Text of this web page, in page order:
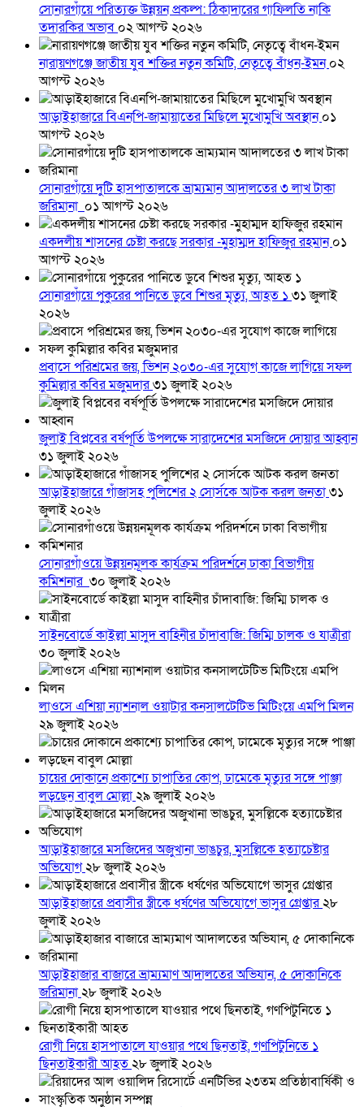
সোনারগাঁয়ে পরিত্যক্ত উন্নয়ন প্রকল্প: ঠিকাদারের গাফিলতি নাকি
তদারকির অভাব ০২ আগস্ট ২০২৬
নারায়ণগঞ্জে জাতীয় যুব শক্তির নতুন কমিটি, নেতৃত্বে বাঁধন-ইমন০২
আগস্ট ২০২৬
আড়াইহাজারে বিএনপি-জামায়াতের মিছিলে মুখোমুখি অবস্থান০১
আগস্ট ২০২৬
সোনারগাঁয়ে দুটি হাসপাতালকে ভ্রাম্যমান আদালতের ৩ লাখ টাকা
জরিমানা ০১ আগস্ট ২০২৬
একদলীয় শাসনের চেষ্টা করছে সরকার -মুহাম্মদ হাফিজুর রহমান০১
আগস্ট ২০২৬
সোনারগাঁয়ে পুকুরের পানিতে ডুবে শিশুর মৃত্যু, আহত ১ ৩১ জুলাই
২০২৬
প্রবাসে পরিশ্রমের জয়, ভিশন ২০৩০-এর সুযোগ কাজে লাগিয়ে সফল
কুমিল্লার কবির মজুমদার৩১ জুলাই ২০২৬
জুলাই বিপ্লবের বর্ষপূর্তি উপলক্ষে সারাদেশের মসজিদে দোয়ার আহ্বান
৩১ জুলাই ২০২৬
আড়াইহাজারে গাঁজাসহ পুলিশের ২ সোর্সকে আটক করল জনতা৩১
জুলাই ২০২৬
সোনারগাঁওয়ে উন্নয়নমূলক কার্যক্রম পরিদর্শনে ঢাকা বিভাগীয়
কমিশনার ৩০ জুলাই ২০২৬
সাইনবোর্ডে কাইল্লা মাসুদ বাহিনীর চাঁদাবাজি: জিম্মি চালক ও যাত্রীরা
৩০ জুলাই ২০২৬
লাওসে এশিয়া ন্যাশনাল ওয়াটার কনসালটেটিভ মিটিংয়ে এমপি মিলন
২৯ জুলাই ২০২৬
চায়ের দোকানে প্রকাশ্যে চাপাতির কোপ, ঢামেকে মৃত্যুর সঙ্গে পাঞ্জা
লড়ছেন বাবুল মোল্লা২৯ জুলাই ২০২৬
আড়াইহাজারে মস‌জি‌দের অজুখানা ভাঙচুর, মুসল্লিকে হত্যাচেষ্টার
অভিযোগ২৮ জুলাই ২০২৬
আড়াইহাজারে প্রবাসীর স্ত্রীকে ধর্ষণের অভিযোগে ভাসুর গ্রেপ্তার২৮
জুলাই ২০২৬
আড়াইহাজার বাজারে ভ্রাম্যমাণ আদালতের অভিযান, ৫ দোকানিকে
জরিমানা২৮ জুলাই ২০২৬
রোগী নিয়ে হাসপাতালে যাওয়ার পথে ছিনতাই, গণপিটুনিতে ১
ছিনতাইকারী আহত২৮ জুলাই ২০২৬